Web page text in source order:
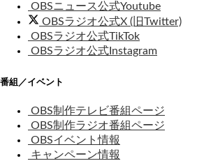
OBSニュース公式Youtube
OBSラジオ公式X (旧Twitter)
OBSラジオ公式TikTok
OBSラジオ公式Instagram
番組／イベント
OBS制作テレビ番組ページ
OBS制作ラジオ番組ページ
OBSイベント情報
キャンペーン情報